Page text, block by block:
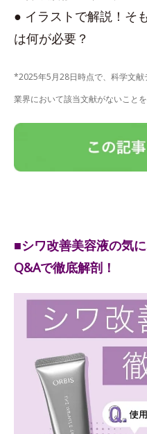
● イラストで解説！そ
は何が必要？
*2025年5月28日時点で、科学文
業界において該当文献がないこと
■シワ改善美容液の気
Q&Aで徹底解剖！